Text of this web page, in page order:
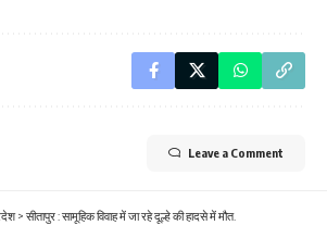
Leave a Comment
> सीतापुर : सामूहिक विवाह में जा रहे दूल्हे की हादसे में मौत.